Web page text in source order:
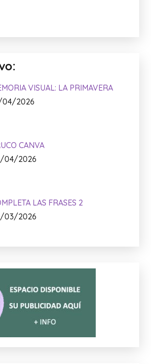
VISUAL: LA PRIMAVERA
04/2026
CANVA
04/2026
LAS FRASES 2
03/2026